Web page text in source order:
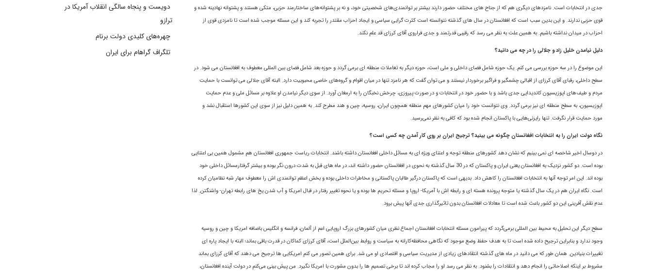
جدی در انتخابات است. نامزدهای ديگرى هم که از جناح های مختلف حضور دارند بیشتر بر توانمندى‌هاى شخصیتى خود، و نه بر پشتوانه‌هاى ساختارمند حزبى، متکی هستند و پشتوانه نهادينه‌ شده و
قوى حزبی ندارند. و اين بدين سبب است که افغانستان در سال های گذشته نتوانسته است کثرت گرایی سیاسی و ايجاد احزاب مقتدر را تجربه کند و این مسئله موجب شده است تا نامزدی قوی از
احزاب در میدان نداشته باشیم. به همین علت به نظر می رسد که رقیبى قدرتمند و جدى فراروى آقاى کرزای قد علم نکند.
دلیل نیامدن خلیل زاد و جلالی را در چه می دانید؟
این موضوع را در سه حوزه بررسی می کنم. یک حوزه شامل فضای داخلی و ملی است، حوزه دیگر به تعاملات منطقه ای برمی گردد و حوزه بعد شامل فضای بین المللی معطوف به افغانستان می شود. در
سطح داخلی، رقبای آقای کرزای از اقبالی چشمگیر و فراگیر برخوردار نیستند و می توان گفت که هر نامزد تنها در میان اقوام و گروه‌هاى خاصی محبوبیت دارد. البته آقاى جلالی می توانست با حمايت
مردم و طیف‌های اپوزیسیون کانديدايى جدی باشد و با حضور خود در انتخابات و در صورت پیروزی، چرخش نخبگان را به ارمغان آورد. از سوى ديگر نیامدن او علاوه بر مسائل ملی و عدم حمایت
اپوزیسیون، به سطح منطقه ای نیز برمی گردد. وى نتوانست خود را ميان کشورهاى مهم منطقه همچون ايران، روسيه، چين و هند مطرح کند. به همين دليل نيز از سوى اين کشورها استقبال نشد و
مورد حمایت قرار نگرفت. تنها رايزنى‌هايى با پاکستان انجام شده بود که کافى به نظر نمى‌رسيد.
نگاه دولت ایران را به انتخابات افغانستان چگونه می بینید؟ ترجیح ایران بر روی کار آمدن چه کسی است؟
در دوسال اخیر شاخصه ای نمی بینیم که نشان دهد کشورهای منطقه توجه و اعتنای ویژه ای به مسائل داخلی افغانستان داشته باشند. انتخابات ریاست جمهوری افغانستان هم مشمول همین بی اعتنایی
بوده است. دو کشور نزدیک به افغانستان یعنی ایران و پاکستان که در 30 سال گذشته به نحوی در افغانستان حضور داشته اند، در ماه های قبل به شدت درون نگر بوده و بيشتر گرفتارمسائل داخلی خود
بوده اند. اين امر توجه آنها به انتخابات افغانستان را کاهش داد. بدیهی است که پاکستان درگیر طالبان پاکستانى و مخاطرات داخلی بوده و بخش اعظم توانمندی اش را معطوف مهار شبه نظامیان کرده
است. نگاه ایران هم در يک سال گذشته یا متوجه پرونده هسته ای و رابطه اش با آمريکا- اروپا و مسئله تحریم ها بوده و یا نحوه تغییر رفتار در قبال امریکا و آب شدن يخ هاى رابطه تهران- واشنگتن. لذا
عدم نقش آفرینی این دو کشور باعث شده است تا معادلات افغانستان بدون تاثیرگذاری جدى آنها پیش برود.
سطح دیگر اين تحليل به محیط بین المللی برمی‌گردد که پيرامون مسئله انتخابات افغانستان اجماع نظری میان کشورهای بزرگ اروپایی اعم از آلمان، فرانسه و انگلیس باضافه امریکا و چین و روسیه
وجود ندارد و بنابراین ترجیح داده شده است تا به هدف حفظ وضع موجود که نگاهى محافظه‌کارانه به سياست و روابط بين‌الملل است، آقاى کرزای کماکان در قدرت باقی بماند؛ البته با ایجاد پاره ای
تغییرات بنيادين. همان طور که می دانید در ماه های گذشته انتقادهای زیادی از مدیریت سیاسی و اقتصادی او می شد. برای همین تصور می کنم امریکایی ها ترجیح می دهند که آقاى کرزای بماند
مشروط بر اینکه اصلاحاتی را انجام دهد و انتقادات را بشنود. به نظر می رسد او را مجاب کرده اند تا برخی تصمیم ها را بدون مشورت با امریکا نگیرد. من پیش بینی می‌کنم در دولت آینده افغانستان،
دویست و پنجاه سالگی انقلاب آمریکا در
ترازو
چهره‌های کلیدی دولت برنام
تلگراف گراهام برای ایران